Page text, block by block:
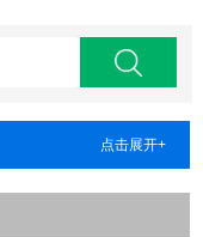
点击展开+